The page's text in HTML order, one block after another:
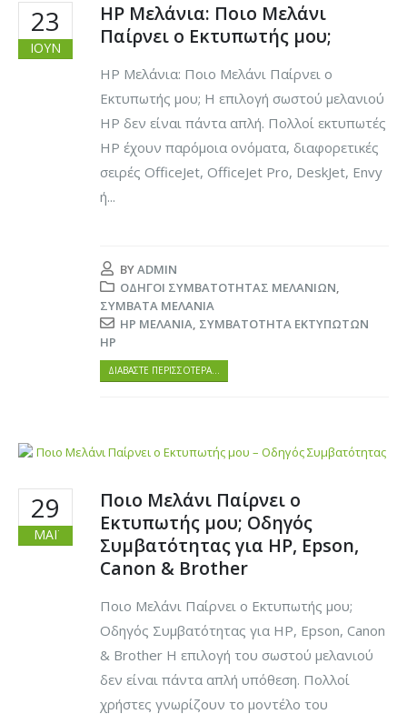
23
ΙΟΎΝ
HP Μελάνια: Ποιο Μελάνι
Παίρνει ο Εκτυπωτής μου;
HP Μελάνια: Ποιο Μελάνι Παίρνει ο
Εκτυπωτής μου; Η επιλογή σωστού μελανιού
HP δεν είναι πάντα απλή. Πολλοί εκτυπωτές
HP έχουν παρόμοια ονόματα, διαφορετικές
σειρές OfficeJet, OfficeJet Pro, DeskJet, Envy
ή...
BYADMIN
ΟΔΗΓΟΊ ΣΥΜΒΑΤΌΤΗΤΑΣ ΜΕΛΑΝΙΏΝ,
ΣΥΜΒΑΤΆ ΜΕΛΆΝΙΑ
HP ΜΕΛΆΝΙΑ, ΣΥΜΒΑΤΌΤΗΤΑ ΕΚΤΥΠΩΤΏΝ
HP
ΔΙΑΒΆΣΤΕ ΠΕΡΙΣΣΌΤΕΡΑ…
29
ΜΆΙ
Ποιο Μελάνι Παίρνει ο
Εκτυπωτής μου; Οδηγός
Συμβατότητας για HP, Epson,
Canon & Brother
Ποιο Μελάνι Παίρνει ο Εκτυπωτής μου;
Οδηγός Συμβατότητας για HP, Epson, Canon
& Brother Η επιλογή του σωστού μελανιού
δεν είναι πάντα απλή υπόθεση. Πολλοί
χρήστες γνωρίζουν το μοντέλο του